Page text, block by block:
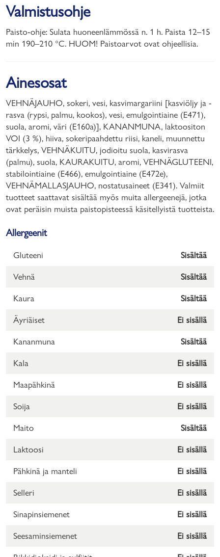
Valmistusohje
Paisto-ohje: Sulata huoneenlämmössä n. 1 h. Paista 12–15
min 190–210 °C. HUOM! Paistoarvot ovat ohjeellisia.
Ainesosat
VEHNÄJAUHO, sokeri, vesi, kasvimargariini [kasviöljy ja -
rasva (rypsi, palmu, kookos), vesi, emulgointiaine (E471),
suola, aromi, väri (E160a)], KANANMUNA, laktoositon
VOI (3 %), hiiva, sokeripaahdettu riisi, kaneli, muunnettu
tärkkelys, VEHNÄKUITU, jodioitu suola, kasvirasva
(palmu), suola, KAURAKUITU, aromi, VEHNÄGLUTEENI,
stabilointiaine (E466), emulgointiaine (E472e),
VEHNÄMALLASJAUHO, nostatusaineet (E341). Valmiit
tuotteet saattavat sisältää myös muita allergeenejä, jotka
ovat peräisin muista paistopisteessä käsitellyistä tuotteista.
Allergeenit
Gluteeni Sisältää
Vehnä Sisältää
Kaura Sisältää
Äyriäiset Ei sisällä
Kananmuna Sisältää
Kala Ei sisällä
Maapähkinä Ei sisällä
Soija Ei sisällä
Maito Sisältää
Laktoosi Ei sisällä
Pähkinä ja manteli Ei sisällä
Selleri Ei sisällä
Sinapinsiemenet Ei sisällä
Seesaminsiemenet Ei sisällä